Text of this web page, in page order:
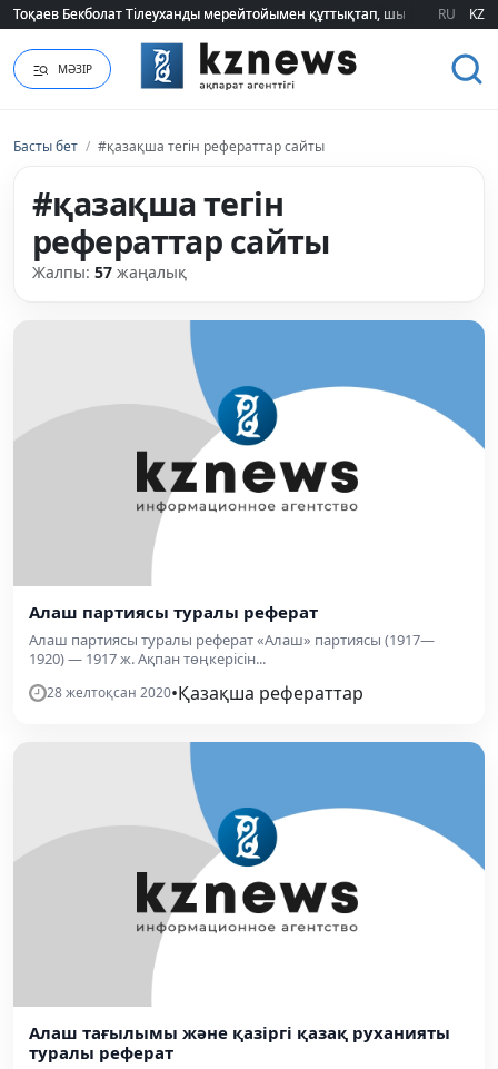
Тоқаев Бекболат Тілеуханды мерейтойымен құттықтап, шығармашылық
Тоқаев Бекболат Тілеуханды мерейтойымен құттықтап, шығармашылық
RU KZ
МӘЗІР
Басты бет / #қазақша тегін рефераттар сайты
#қазақша тегін
рефераттар сайты
Жалпы: 57 жаңалық
Алаш партиясы туралы реферат
Алаш партиясы туралы реферат «Алаш» партиясы (1917—
1920) — 1917 ж. Ақпан төңкерісін...
28 желтоқсан 2020•Қазақша рефераттар
Алаш тағылымы және қазіргі қазақ руханияты
туралы реферат